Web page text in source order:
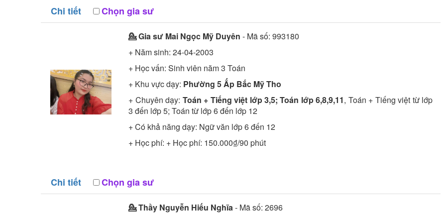
Chi tiết Chọn gia sư
💁 Gia sư Mai Ngọc Mỹ Duyên - Mã số:993180
+ Năm sinh: 24-04-2003
+ Học vấn:Sinh viên năm 3 Toán
+ Khu vực dạy: Phường 5 Ấp Bắc Mỹ Tho
+ Chuyên dạy: Toán + Tiếng việt lớp 3,5; Toán lớp 6,8,9,11, Toán + Tiếng việt từ lớp
3 đến lớp 5; Toán từ lớp 6 đến lớp 12
+ Có khả năng dạy: Ngữ văn lớp 6 đến 12
+ Học phí: + Học phí: 150.000₫/90 phút
Chi tiết Chọn gia sư
💁 Thầy Nguyễn Hiếu Nghĩa- Mã số:2696